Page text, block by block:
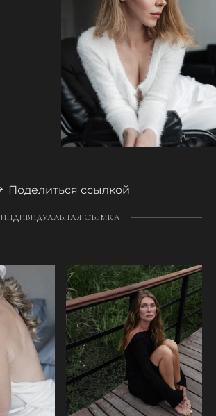
Поделиться ссылкой
ИНДИВИДУАЛЬНАЯ СЪЕМКА